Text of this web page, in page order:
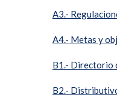
A3.-
A4.- Metas y
B1.- Directorio
B2.-